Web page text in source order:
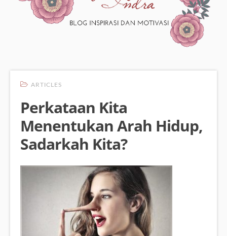
ARTICLES
Perkataan Kita
Menentukan Arah Hidup,
Sadarkah Kita?